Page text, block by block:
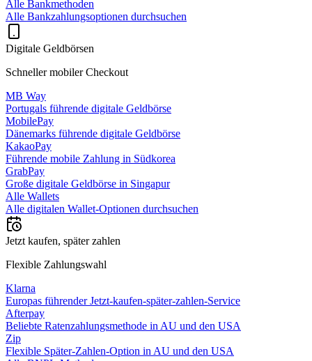
Alle Bankmethoden
Alle Bankzahlungsoptionen durchsuchen
Digitale Geldbörsen
Schneller mobiler Checkout
MB Way
Portugals führende digitale Geldbörse
MobilePay
Dänemarks führende digitale Geldbörse
KakaoPay
Führende mobile Zahlung in Südkorea
GrabPay
Große digitale Geldbörse in Singapur
Alle Wallets
Alle digitalen Wallet-Optionen durchsuchen
Jetzt kaufen, später zahlen
Flexible Zahlungswahl
Klarna
Europas führender Jetzt-kaufen-später-zahlen-Service
Afterpay
Beliebte Ratenzahlungsmethode in AU und den USA
Zip
Flexible Später-Zahlen-Option in AU und den USA